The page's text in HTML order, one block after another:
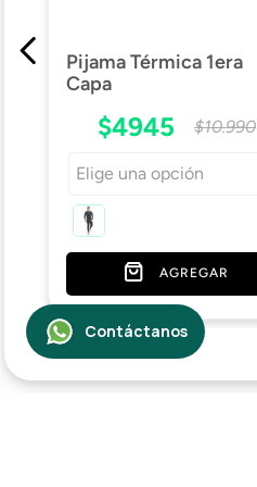
Pijama Térmica 1era
Capa
$4945 $10.990
Elige una opción
AGREGAR